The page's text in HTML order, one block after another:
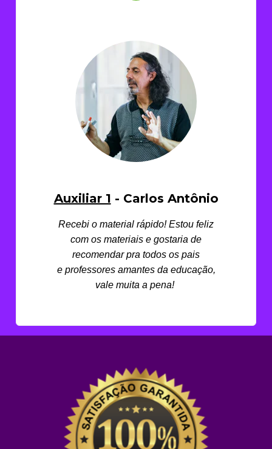
Auxiliar 1 - Carlos Antônio
Recebi o material rápido! Estou feliz
com os materiais e gostaria de
recomendar pra todos os pais
e professores amantes da educação,
vale muita a pena!